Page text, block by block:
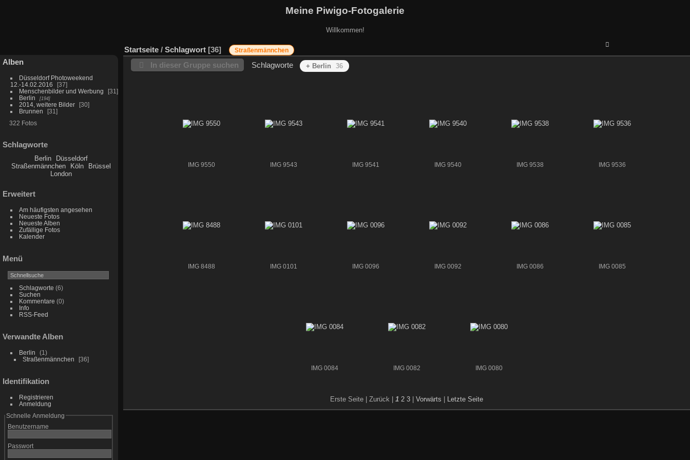
Meine Piwigo-Fotogalerie
Willkommen!
Alben
Düsseldorf Photoweekend
12.-14.02.2016
37
Menschenbilder und Werbung
31
Berlin
194
2014, weitere Bilder
30
Brunnen
31
322 Fotos
Schlagworte
Berlin
Düsseldorf
Straßenmännchen
Köln
Brüssel
London
Erweitert
Am häufigsten angesehen
Neueste Fotos
Neueste Alben
Zufällige Fotos
Kalender
Menü
Schlagworte (6)
Suchen
Kommentare (0)
Info
RSS-Feed
Verwandte Alben
Berlin
1
Straßenmännchen
36
Identifikation
Registrieren
Anmeldung
Schnelle Anmeldung
Benutzername
Passwort
Startseite / Schlagwort 36 Straßenmännchen
In dieser Gruppe suchen Schlagworte + Berlin 36
IMG 9550 IMG 9543 IMG 9541 IMG 9540 IMG 9538 IMG 9536
IMG 8488 IMG 0101 IMG 0096 IMG 0092 IMG 0086 IMG 0085
IMG 0084 IMG 0082 IMG 0080
Erste Seite | Zurück | 1 2 3 Vorwärts Letzte Seite